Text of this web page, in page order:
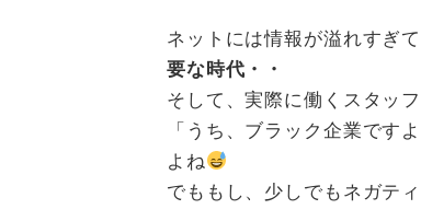
ネットには情報が溢れすぎて
要な時代・・
そして、実際に働くスタッ
「うち、ブラック企業です
よね
でももし、少しでもネガテ